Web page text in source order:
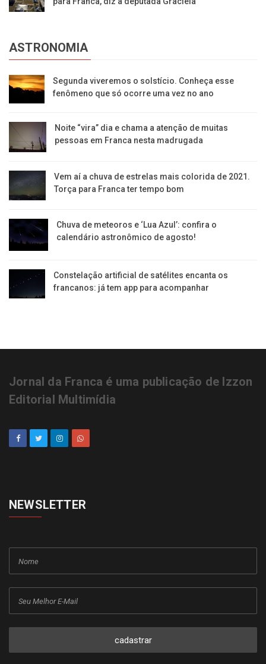
ASTRONOMIA
Segunda viveremos o solstício. Conheça esse
fenômeno que só ocorre uma vez no ano
Noite “vira” dia e chama a atenção de muitas
pessoas em Franca nesta madrugada
Vem aí a chuva de estrelas mais colorida de 2021.
Torça para Franca ter tempo bom
Chuva de meteoros e ‘Lua Azul’: confira o
calendário astronômico de agosto!
Constelação artificial de satélites encanta os
francanos: já tem app para acompanhar
Jornal da Franca é uma publicação de Izzon
Editorial Multimídia
NEWSLETTER
cadastrar